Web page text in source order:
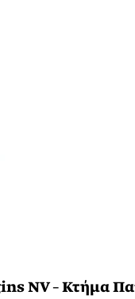
NV – Κτήμα